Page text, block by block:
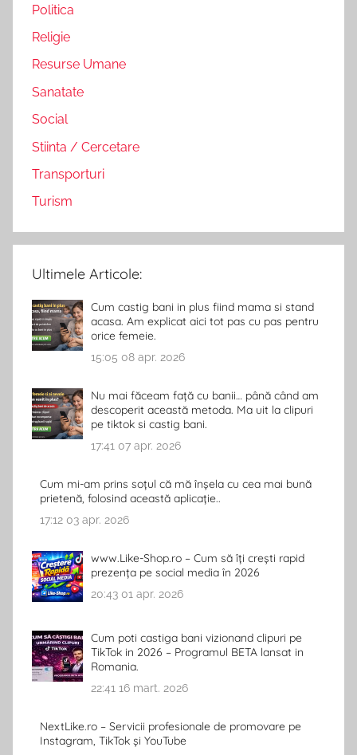
Politica
Religie
Resurse Umane
Sanatate
Social
Stiinta / Cercetare
Transporturi
Turism
Ultimele Articole:
Cum castig bani in plus fiind mama si stand
acasa. Am explicat aici tot pas cu pas pentru
orice femeie.
15:05 08 apr. 2026
Nu mai făceam față cu banii… până când am
descoperit această metoda. Ma uit la clipuri
pe tiktok si castig bani.
17:41 07 apr. 2026
Cum mi-am prins soțul că mă înșela cu cea mai bună
prietenă, folosind această aplicație..
17:12 03 apr. 2026
www.Like-Shop.ro – Cum să îți crești rapid
prezența pe social media în 2026
20:43 01 apr. 2026
Cum poti castiga bani vizionand clipuri pe
TikTok in 2026 – Programul BETA lansat in
Romania.
22:41 16 mart. 2026
NextLike.ro – Servicii profesionale de promovare pe
Instagram, TikTok și YouTube